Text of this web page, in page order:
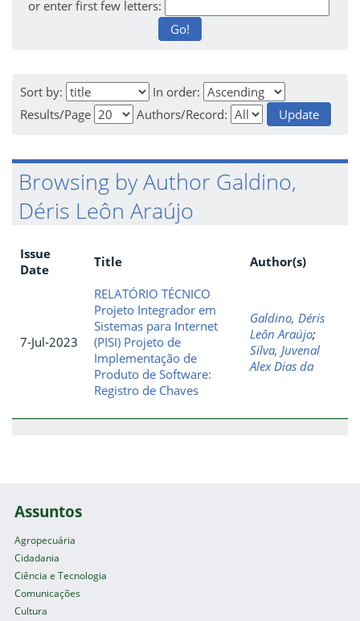
or enter first few letters:
Sort by:
In order:
Results/Page
Authors/Record:
Browsing by Author Galdino,
Déris Leôn Araújo
Issue
Date
Title Author(s)
7-Jul-2023
RELATÓRIO TÉCNICO
Projeto Integrador em
Sistemas para Internet
(PISI) Projeto de
Implementação de
Produto de Software:
Registro de Chaves
Galdino, Déris
Leôn Araújo;
Silva, Juvenal
Alex Dias da
Assuntos
Agropecuária
Cidadania
Ciência e Tecnologia
Comunicações
Cultura